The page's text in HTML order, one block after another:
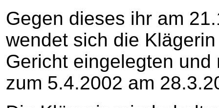
Gegen dieses ihr am
wendet sich die
Gericht eingelegten
zum 5.4.2002 am